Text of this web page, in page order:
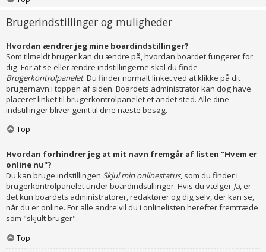
Brugerindstillinger og muligheder
Hvordan ændrer jeg mine boardindstillinger?
Som tilmeldt bruger kan du ændre på, hvordan boardet fungerer for
dig. For at se eller ændre indstillingerne skal du finde
Brugerkontrolpanelet. Du finder normalt linket ved at klikke på dit
brugernavn i toppen af siden. Boardets administrator kan dog have
placeret linket til brugerkontrolpanelet et andet sted. Alle dine
indstillinger bliver gemt til dine næste besøg.
Top
Hvordan forhindrer jeg at mit navn fremgår af listen "Hvem er
online nu"?
Du kan bruge indstillingen Skjul min onlinestatus, som du finder i
brugerkontrolpanelet under boardindstillinger. Hvis du vælger Ja, er
det kun boardets administratorer, redaktører og dig selv, der kan se,
når du er online. For alle andre vil du i onlinelisten herefter fremtræde
som "skjult bruger".
Top